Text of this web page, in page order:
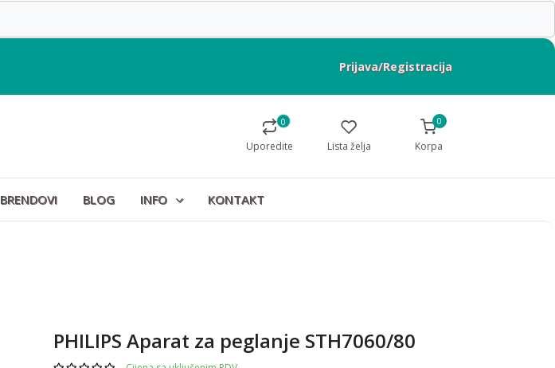
Prijava/Registracija
0
Uporedite Lista želja
0
Korpa
BRENDOVI BLOG INFO KONTAKT
PHILIPS Aparat za peglanje STH7060/80